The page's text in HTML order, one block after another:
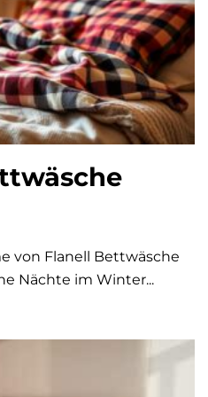
von Flanell Bettwäsche
Nächte im Winter...